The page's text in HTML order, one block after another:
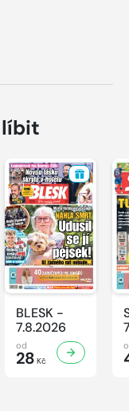
líbit
BLESK -
7.8.2026
od
28 Kč